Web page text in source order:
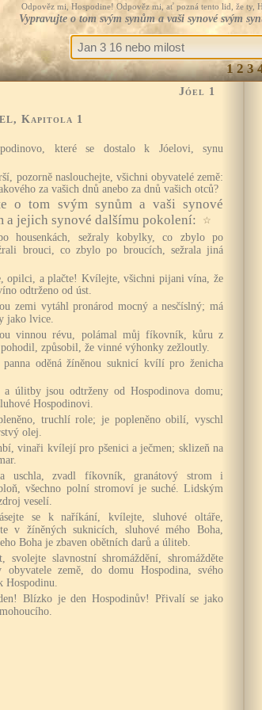
Odpověz mi, Hospodine! Odpověz mi, ať pozná tento lid, že ty,
Vypravujte o tom svým synům a vaši synové svým
1 2 3
Jóel 1
, Kapitola 1
které se dostalo k Jóelovi, synu
pozorně naslouchejte, všichni obyvatelé země:
za vašich dnů anebo za dnů vašich otců?
o tom svým synům a vaši synové
a jejich synové dalšímu pokolení:
☆
housenkách, sežraly kobylky, co zbylo po
brouci, co zbylo po broucích, sežrala jiná
opilci, a plačte! Kvílejte, všichni pijani vína, že
odtrženo od úst.
zemi vytáhl pronárod mocný a nesčíslný; má
jako lvice.
vinnou révu, polámal můj fíkovník, kůru z
způsobil, že vinné výhonky zežloutly.
oděná žíněnou suknicí kvílí pro ženicha
a úlitby jsou odtrženy od Hospodinova domu;
Hospodinovi.
truchlí role; je popleněno obilí, vyschl
olej.
vinaři kvílejí pro pšenici a ječmen; sklizeň na
uschla, zvadl fíkovník, granátový strom i
všechno polní stromoví je suché. Lidským
veselí.
se k naříkání, kvílejte, sluhové oltáře,
v žíněných suknicích, sluhové mého Boha,
Boha je zbaven obětních darů a úliteb.
svolejte slavnostní shromáždění, shromážděte
obyvatele země, do domu Hospodina, svého
Hospodinu.
Blízko je den Hospodinův! Přivalí se jako